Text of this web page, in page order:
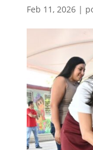
Feb 11, 2026|